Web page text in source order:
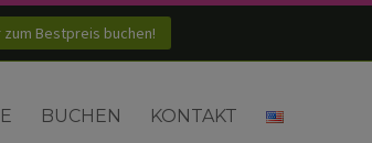
Bestpreis buchen!
BUCHEN KONTAKT